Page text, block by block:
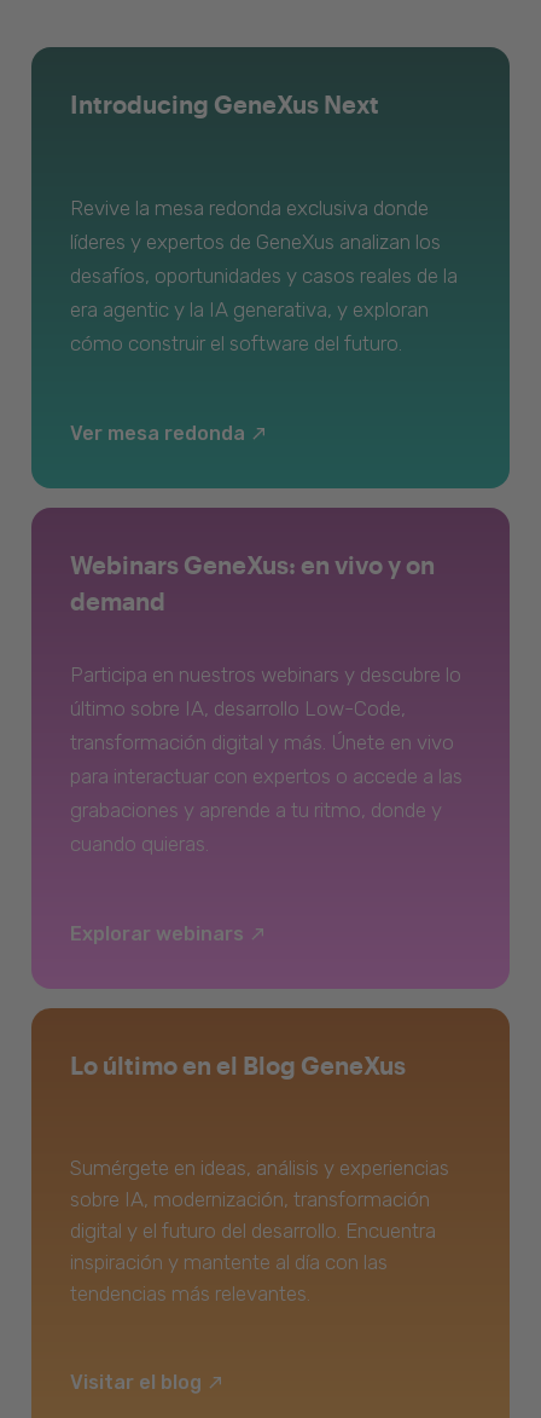
Introducing GeneXus Next
Revive la mesa redonda exclusiva donde
líderes y expertos de GeneXus analizan los
desafíos, oportunidades y casos reales de la
era agentic y la IA generativa, y exploran
cómo construir el software del futuro.
Ver mesa redonda
Webinars GeneXus: en vivo y on
demand
Participa en nuestros webinars y descubre lo
último sobre IA, desarrollo Low-Code,
transformación digital y más. Únete en vivo
para interactuar con expertos o accede a las
grabaciones y aprende a tu ritmo, donde y
cuando quieras.
Explorar webinars
Lo último en el Blog GeneXus
Sumérgete en ideas, análisis y experiencias
sobre IA, modernización, transformación
digital y el futuro del desarrollo. Encuentra
inspiración y mantente al día con las
tendencias más relevantes.
Visitar el blog